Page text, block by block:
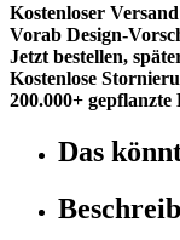
Kostenloser
Vorab Design-
Jetzt bestellen,
Kostenlose
200.000+ gepflanzte
Das